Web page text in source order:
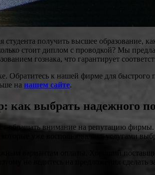
получить высшее образование,
стоит диплом с проводкой? Мы
гознака, что гарантирует
Обратитесь к нашей фирме для
на нашем сайте.
как выбрать надежного
обращать внимание на репутацию
уже воспользовались услугами
вариантам оплаты. Хороший
не ведитесь на предложения сделать